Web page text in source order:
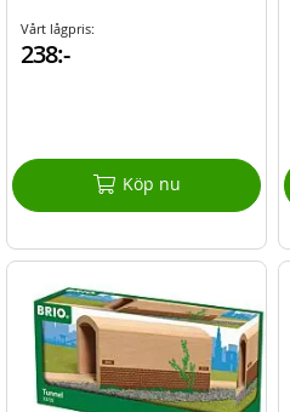
Vårt lågpris:
238:-
Köp nu